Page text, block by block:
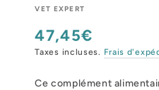
VET EXPERT
Prix
normal
47,45€
Taxes incluses. Frais
Ce complément